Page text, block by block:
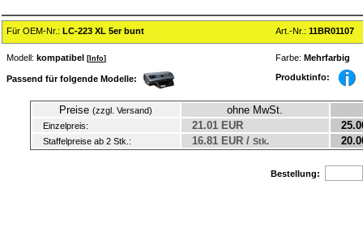
Für OEM-Nr.: LC-223 XL 5er bunt Art.-Nr.: 11BR01107
Modell: kompatibel [ Info] Farbe: Mehrfarbig
Passend für folgende Modelle: Produktinfo:
Preise (zzgl. Versand) ohne MwSt.
Einzelpreis: 21.01 EUR
Staffelpreise ab 2 Stk.: 16.81 EUR / Stk.
Bestellung: